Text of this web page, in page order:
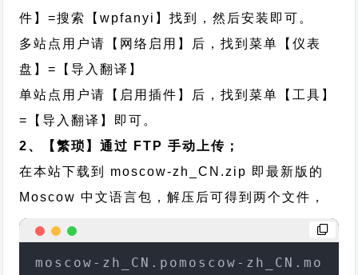
件】=搜索【wpfanyi】找到，然后安装即可。
多站点用户请【网络启用】后，找到菜单【仪表
盘】=【导入翻译】
单站点用户请【启用插件】后，找到菜单【工具】
=【导入翻译】即可。
2、【繁琐】通过 FTP 手动上传；
在本站下载到 moscow-zh_CN.zip 即最新版的
Moscow 中文语言包，解压后可得到两个文件，
moscow-zh_CN.pomoscow-zh_CN.mo